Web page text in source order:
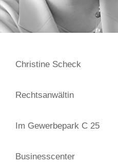
Christine Scheck
Rechtsanwältin
Im Gewerbepark C 25
Businesscenter